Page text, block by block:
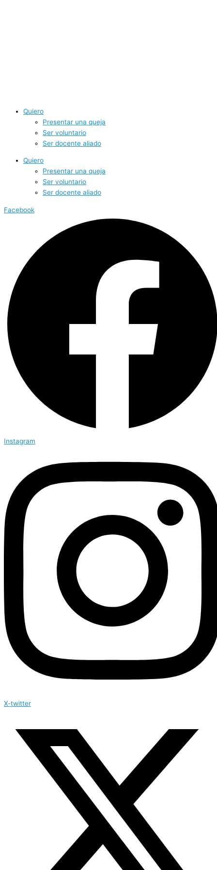
Quiero
Presentar una queja
Ser voluntario
Ser docente aliado
Quiero
Presentar una queja
Ser voluntario
Ser docente aliado
Facebook
Instagram
X-twitter